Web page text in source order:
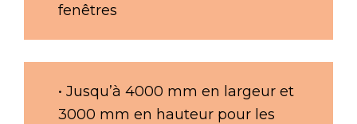
fenêtres
• Jusqu’à 4000 mm en largeur et
3000 mm en hauteur pour les